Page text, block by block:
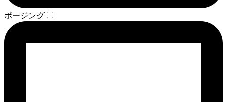
ポージング